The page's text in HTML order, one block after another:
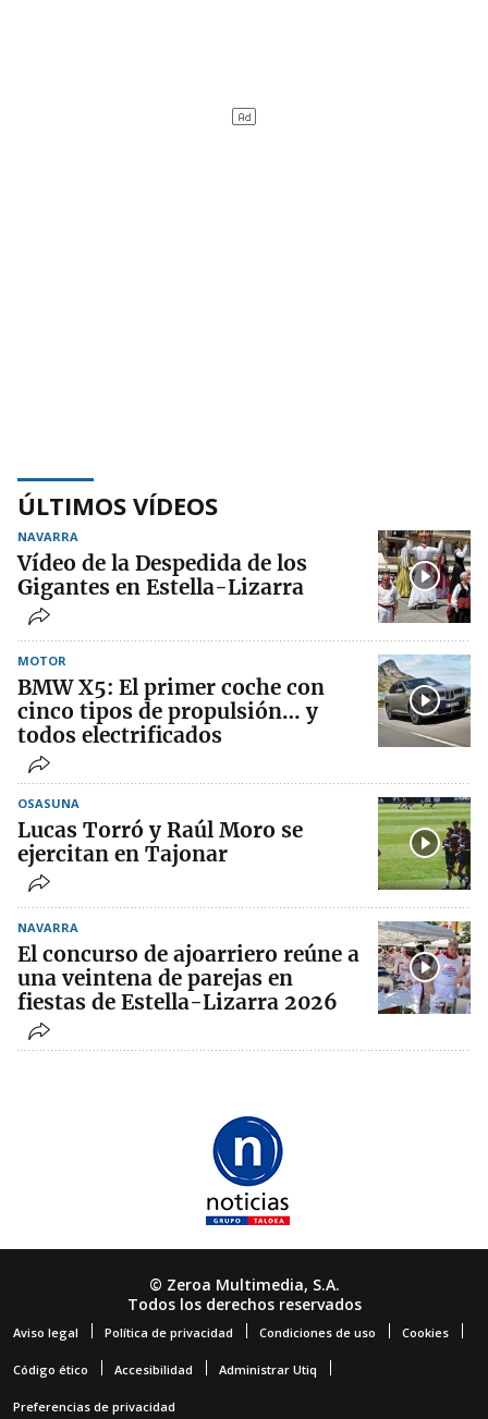
ÚLTIMOS VÍDEOS
NAVARRA
Vídeo de la Despedida de los
Gigantes en Estella-Lizarra
MOTOR
BMW X5: El primer coche con
cinco tipos de propulsión… y
todos electrificados
OSASUNA
Lucas Torró y Raúl Moro se
ejercitan en Tajonar
NAVARRA
El concurso de ajoarriero reúne a
una veintena de parejas en
fiestas de Estella-Lizarra 2026
© Zeroa Multimedia, S.A.
Todos los derechos reservados
Aviso legal Política de privacidad Condiciones de uso Cookies
Código ético Accesibilidad Administrar Utiq
Preferencias de privacidad